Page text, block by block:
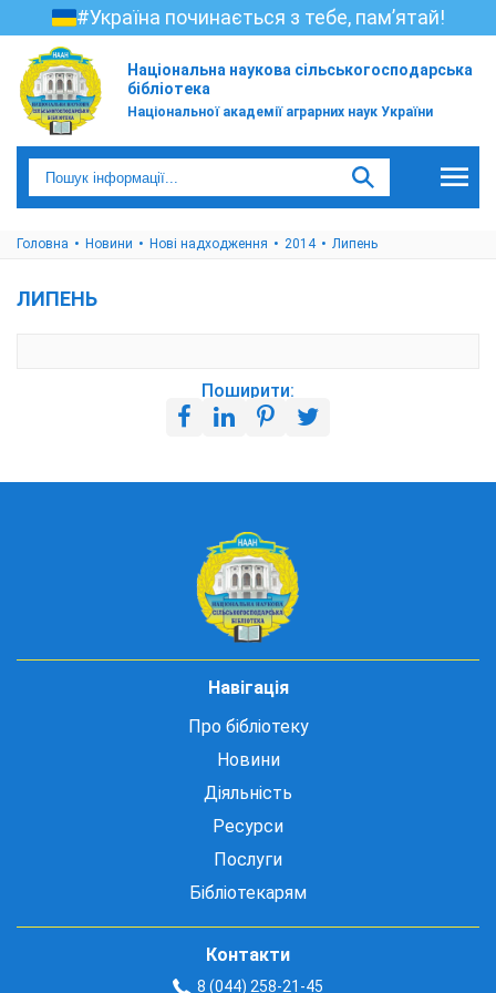
#Україна починається з тебе, пам’ятай!
Національна наукова сільськогосподарська
бібліотека
Національної академії аграрних наук України
Головна Новини Нові надходження 2014 Липень
ЛИПЕНЬ
Поширити:
Навігація
Про бібліотеку
Новини
Діяльність
Ресурси
Послуги
Бібліотекарям
Контакти
8 (044) 258-21-45